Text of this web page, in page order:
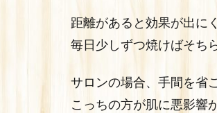
距離があると効果が出に
毎日少しずつ焼けばそち
サロンの場合、手間を省
こっちの方が肌に悪影響